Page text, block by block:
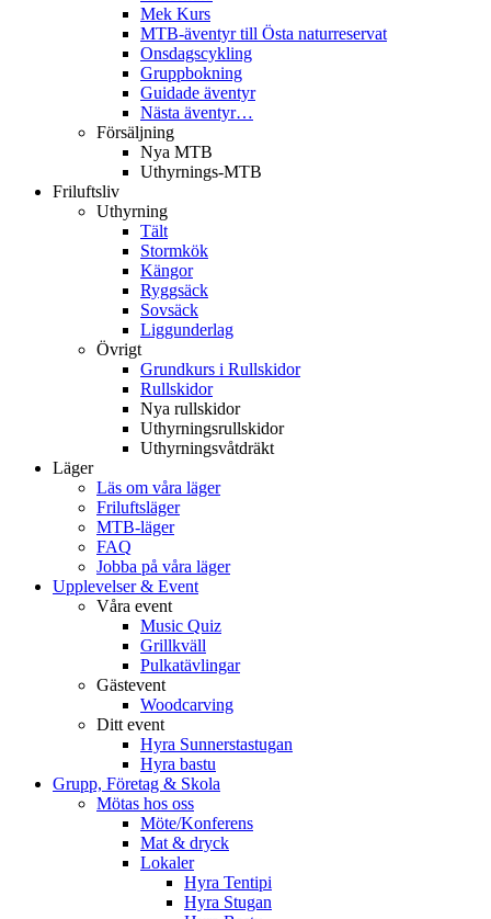
Mek Kurs
MTB-äventyr till Östa naturreservat
Onsdagscykling
Gruppbokning
Guidade äventyr
Nästa äventyr…
Försäljning
Nya MTB
Uthyrnings-MTB
Friluftsliv
Uthyrning
Tält
Stormkök
Kängor
Ryggsäck
Sovsäck
Liggunderlag
Övrigt
Grundkurs i Rullskidor
Rullskidor
Nya rullskidor
Uthyrningsrullskidor
Uthyrningsvåtdräkt
Läger
Läs om våra läger
Friluftsläger
MTB-läger
FAQ
Jobba på våra läger
Upplevelser & Event
Våra event
Music Quiz
Grillkväll
Pulkatävlingar
Gästevent
Woodcarving
Ditt event
Hyra Sunnerstastugan
Hyra bastu
Grupp, Företag & Skola
Mötas hos oss
Möte/Konferens
Mat & dryck
Lokaler
Hyra Tentipi
Hyra Stugan